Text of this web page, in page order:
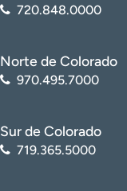
720.848.0000
Norte de Colorado
970.495.7000
Sur de Colorado
719.365.5000